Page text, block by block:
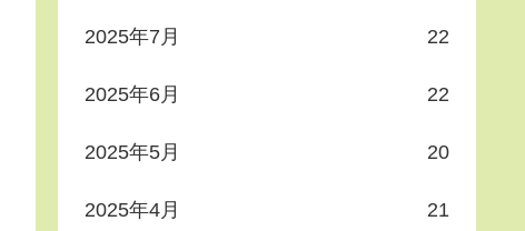
2025年7月 22
2025年6月 22
2025年5月 20
2025年4月 21